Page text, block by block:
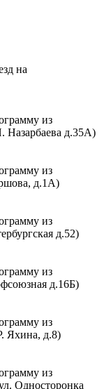
на
из
Назарбаева д.35А)
из
д.1А)
из
д.52)
из
д.16Б)
из
Яхина, д.8)
из
Односторонка